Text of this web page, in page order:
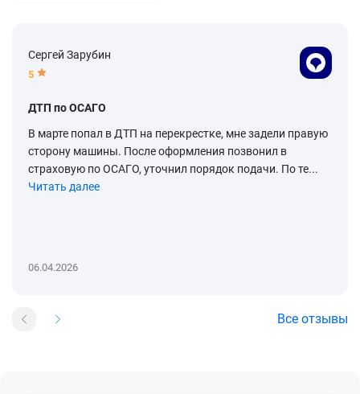
Сергей Зарубин
5
ДТП по ОСАГО
В марте попал в ДТП на перекрестке, мне задели правую
сторону машины. После оформления позвонил в
страховую по ОСАГО, уточнил порядок подачи. По те...
Читать далее
06.04.2026
Все отзывы